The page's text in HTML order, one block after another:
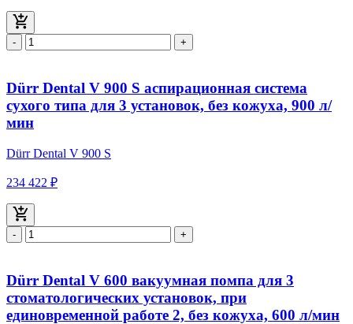
- +
Dürr Dental V 900 S аспирационная система
сухого типа для 3 установок, без кожуха, 900 л/
мин
Dürr Dental V 900 S
234 422 ₽
- +
Dürr Dental V 600 вакуумная помпа для 3
стоматологических установок, при
единовременной работе 2, без кожуха, 600 л/мин